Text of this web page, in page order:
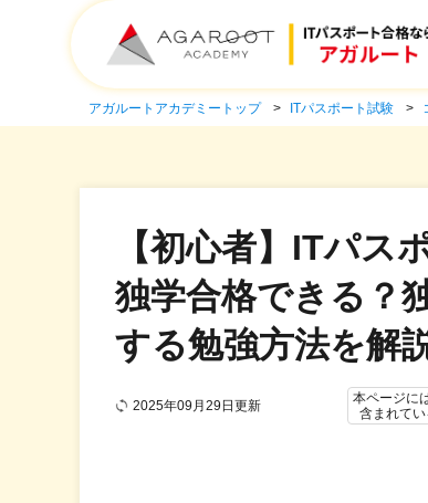
アガルートアカデミートップ ITパスポート試験
【初心者】ITパス
独学合格できる？
する勉強方法を解
2025年09月29日更新
本ページに
含まれて